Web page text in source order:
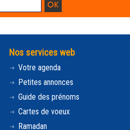
Nos services web
Votre agenda
Petites annonces
Guide des prénoms
Cartes de voeux
Ramadan